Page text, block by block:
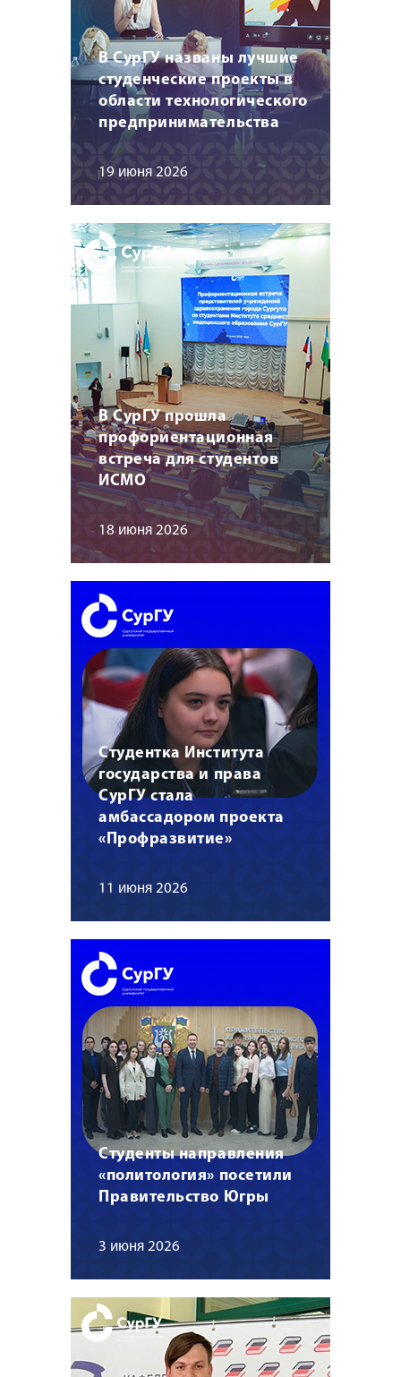
В СурГУ названы лучшие
студенческие проекты в
области технологического
предпринимательства
19 июня 2026
В СурГУ прошла
профориентационная
встреча для студентов
ИСМО
18 июня 2026
Студентка Института
государства и права
СурГУ стала
амбассадором проекта
«Профразвитие»
11 июня 2026
Студенты направления
«политология» посетили
Правительство Югры
3 июня 2026